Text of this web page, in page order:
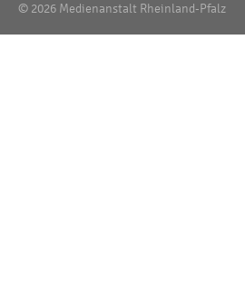
© 2026 Medienanstalt Rheinland-Pfalz